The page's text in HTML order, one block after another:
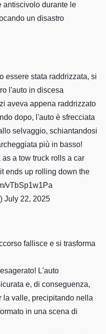
antiscivolo durante le
un disastro
essere stata raddrizzata, si
l'auto in discesa
aveva appena raddrizzato
dopo, l'auto è sfrecciata
selvaggio, schiantandosi
più in basso!
a tow truck rolls a car
ends up rolling down the
vTbSp1w1Pa
July 22, 2025
fallisce e si trasforma
L'auto
e, di conseguenza,
la valle, precipitando nella
in una scena di